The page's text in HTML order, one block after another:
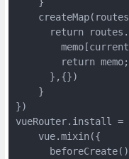
return
        return memo;
      },{})
    }
})
vueRouter.install =
    vue.mixin({